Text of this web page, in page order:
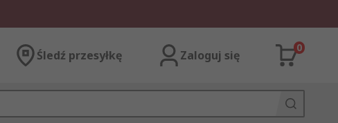
Śledź przesyłkę Zaloguj się
0